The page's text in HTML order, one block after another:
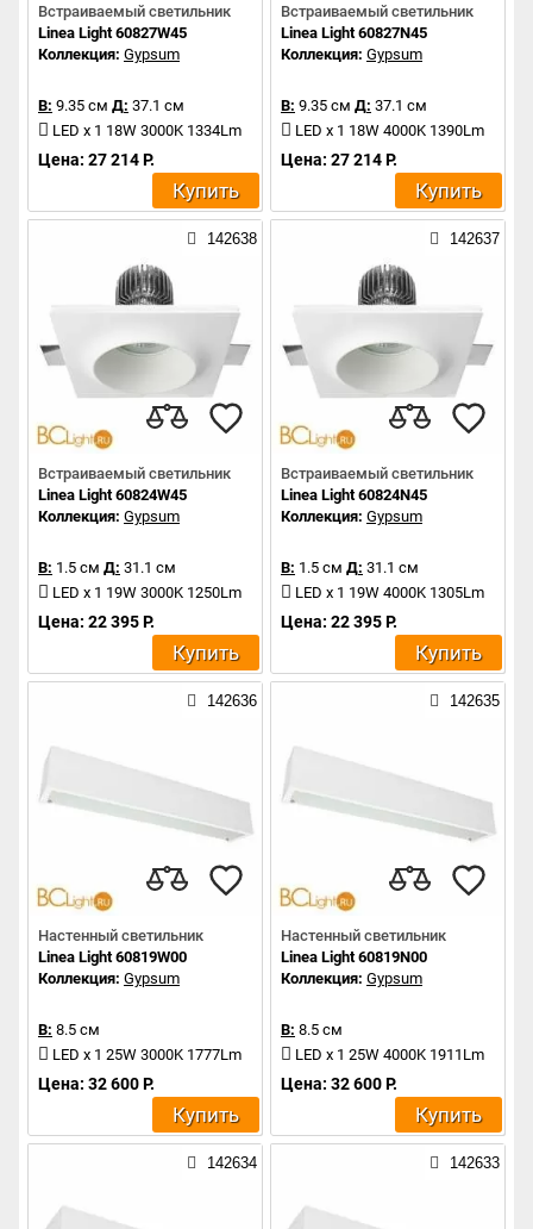
Встраиваемый светильник
Linea Light 60827W45
Коллекция: Gypsum
В: 9.35 см Д: 37.1 см
LED x 1 18W 3000K 1334Lm
Цена: 27 214 Р.
Купить
Встраиваемый светильник
Linea Light 60827N45
Коллекция: Gypsum
В: 9.35 см Д: 37.1 см
LED x 1 18W 4000K 1390Lm
Цена: 27 214 Р.
Купить
142638
Встраиваемый светильник
Linea Light 60824W45
Коллекция: Gypsum
В: 1.5 см Д: 31.1 см
LED x 1 19W 3000K 1250Lm
Цена: 22 395 Р.
Купить
142637
Встраиваемый светильник
Linea Light 60824N45
Коллекция: Gypsum
В: 1.5 см Д: 31.1 см
LED x 1 19W 4000K 1305Lm
Цена: 22 395 Р.
Купить
142636
Настенный светильник
Linea Light 60819W00
Коллекция: Gypsum
В: 8.5 см
LED x 1 25W 3000K 1777Lm
Цена: 32 600 Р.
Купить
142635
Настенный светильник
Linea Light 60819N00
Коллекция: Gypsum
В: 8.5 см
LED x 1 25W 4000K 1911Lm
Цена: 32 600 Р.
Купить
142634 142633